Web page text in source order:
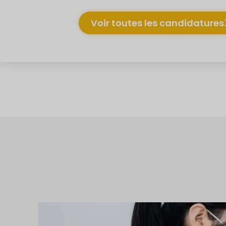
Voir toutes les candidatures